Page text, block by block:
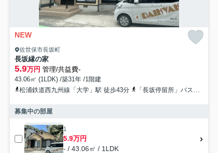
NEW
佐世保市長坂町
長坂縁の家
5.9万円 管理/共益費-
43.06㎡ (1LDK) /築31年 /1階建
松浦鉄道西九州線「大学」駅 徒歩43分
「長坂停留所」バス停下車 徒歩4分
募集中の部屋
1
5.9万円
- / 43.06㎡ / 1LDK